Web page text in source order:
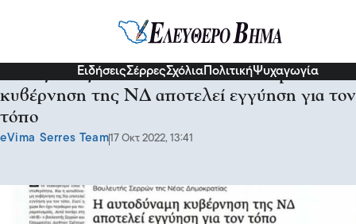
ΕιδήσειςΣέρρεςΣχόλια ΠολιτικήΨυχαγωγία
Τάσος Χατζηβασιλείου: Η αυτοδύναμη
κυβέρνηση της ΝΔ αποτελεί εγγύηση για τον
τόπο
eVima Serres Team17 Οκτ 2022, 13:41